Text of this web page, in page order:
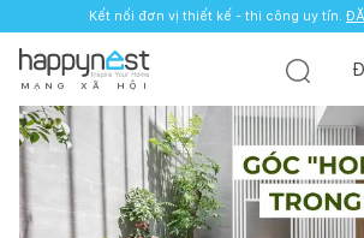
Kết nối đơn vị thiết kế - thi công uy tín.
M Ạ N G X Ã H Ộ I